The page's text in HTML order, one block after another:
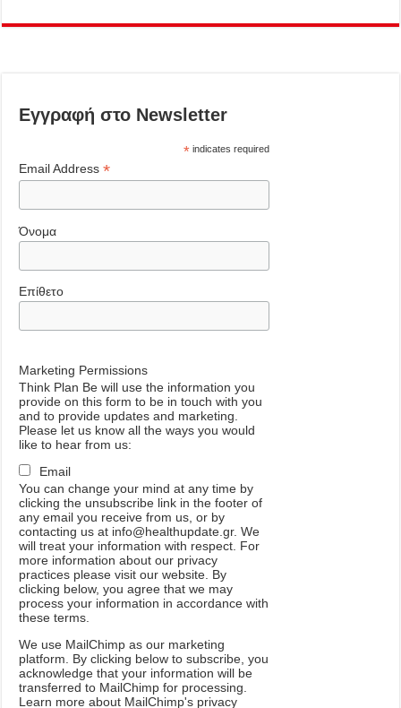
Εγγραφή στο Newsletter
*indicates required
Email Address*
Όνομα
Επίθετο
Marketing Permissions
Think Plan Be will use the information you
provide on this form to be in touch with you
and to provide updates and marketing.
Please let us know all the ways you would
like to hear from us:
Email
You can change your mind at any time by
clicking the unsubscribe link in the footer of
any email you receive from us, or by
contacting us at info@healthupdate.gr. We
will treat your information with respect. For
more information about our privacy
practices please visit our website. By
clicking below, you agree that we may
process your information in accordance with
these terms.
We use MailChimp as our marketing
platform
By clicking below to subscribe ,you
acknowledge that your information will be
transferred to MailChimp for processing
Learn more about MailChimp's privacy